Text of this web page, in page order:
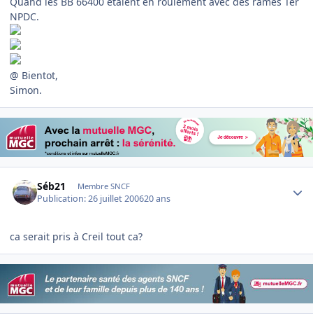
NPDC.
@ Bientot,
Simon.
Séb21 Membre SNCF
Publication:26 juillet 200620 ans
ca serait pris à Creil tout ca?